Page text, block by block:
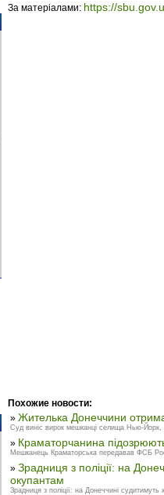
За матеріалами: https://
Похожие новости:
» Жителька Донеччини
Суд виніс вирок мешканці селища Нью-Йорк,
» Краматорчанина
Мешканець Краматорська передавав ФСБ
» Зрадниця з поліції: на
окупантам
Зрадниця з поліції: на Донеччині судитимуть